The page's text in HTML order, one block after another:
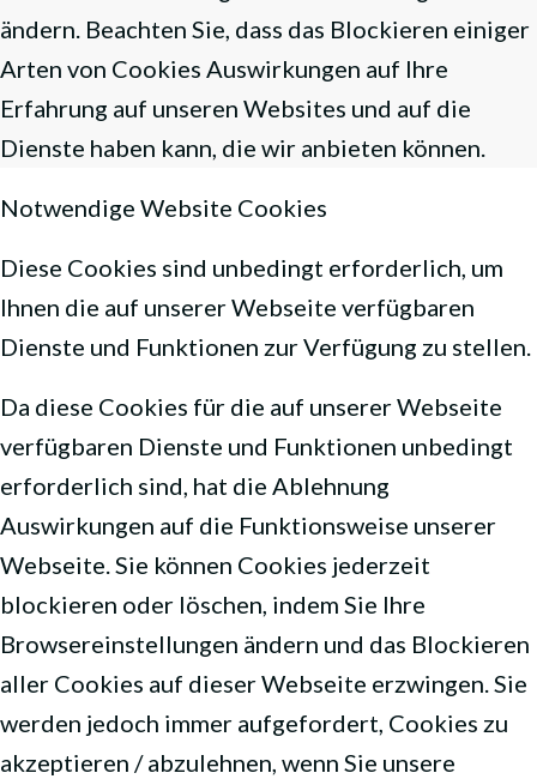
ändern. Beachten Sie, dass das Blockieren einiger
Arten von Cookies Auswirkungen auf Ihre
Erfahrung auf unseren Websites und auf die
Dienste haben kann, die wir anbieten können.
Notwendige Website Cookies
Diese Cookies sind unbedingt erforderlich, um
Ihnen die auf unserer Webseite verfügbaren
Dienste und Funktionen zur Verfügung zu stellen.
Da diese Cookies für die auf unserer Webseite
verfügbaren Dienste und Funktionen unbedingt
erforderlich sind, hat die Ablehnung
Auswirkungen auf die Funktionsweise unserer
Webseite. Sie können Cookies jederzeit
blockieren oder löschen, indem Sie Ihre
Browsereinstellungen ändern und das Blockieren
aller Cookies auf dieser Webseite erzwingen. Sie
werden jedoch immer aufgefordert, Cookies zu
akzeptieren / abzulehnen, wenn Sie unsere